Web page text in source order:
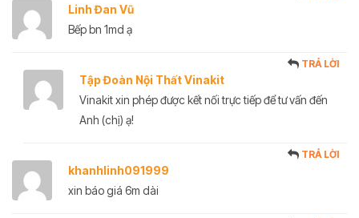
Linh Đan Vũ
Bếp bn 1md ạ
Tập Đoàn Nội Thất Vinakit
TRẢ LỜI
Vinakit xin phép được kết nối trực tiếp để tư vấn đến
Anh (chị) ạ!
khanhlinh091999
TRẢ LỜI
xin báo giá 6m dài